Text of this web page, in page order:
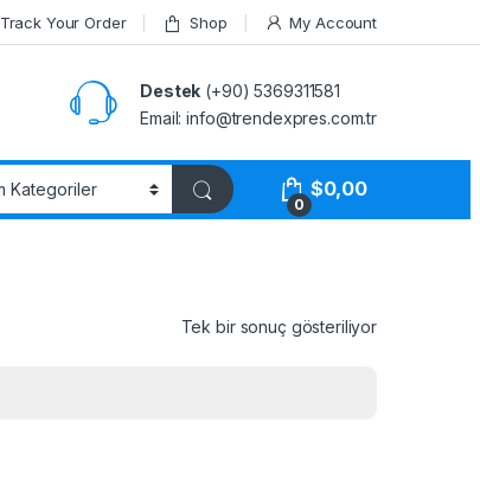
Track Your Order Shop My Account
Destek (+90) 5369311581
Email: info@trendexpres.com.tr
0
$0,00
Tek bir sonuç gösteriliyor